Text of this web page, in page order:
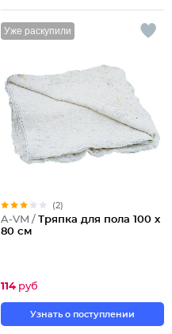
Уже раскупили
(2)
A-VM / Тряпка для пола 100 х
80 см
114 руб
Узнать о поступлении